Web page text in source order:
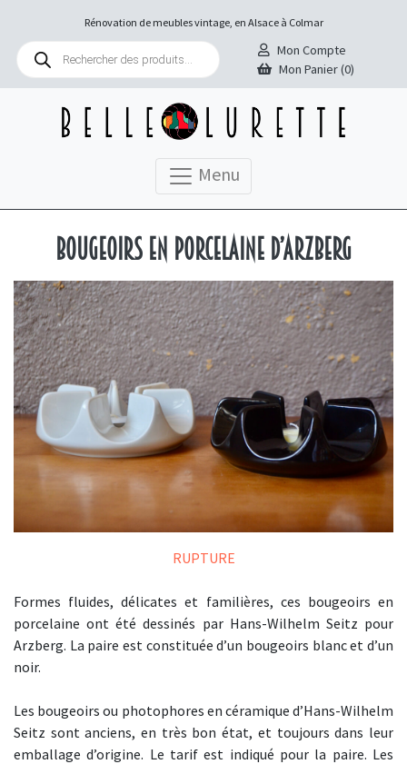
Rénovation de meubles vintage, en Alsace à Colmar
Recherche
produits
Mon Compte
Mon Panier (0)
Menu
Bougeoirs en porcelaine d’Arzberg
RUPTURE
Formes fluides, délicates et familières, ces bougeoirs en
porcelaine ont été dessinés par Hans-Wilhelm Seitz pour
Arzberg. La paire est constituée d’un bougeoirs blanc et d’un
noir.
Les bougeoirs ou photophores en céramique d’Hans-Wilhelm
Seitz sont anciens, en très bon état, et toujours dans leur
emballage d’origine. Le tarif est indiqué pour la paire. Les